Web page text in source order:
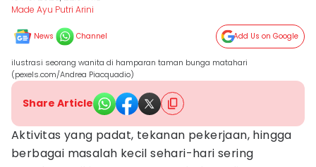
Made Ayu Putri Arini
News Channel Add Us on Google
ilustrasi seorang wanita di hamparan taman bunga matahari
(pexels.com/Andrea Piacquadio)
Share Article
Aktivitas yang padat, tekanan pekerjaan, hingga
berbagai masalah kecil sehari-hari sering